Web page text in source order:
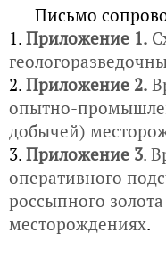
Письмо
1. Приложение 1.
2. Приложение 2.
опытно-
добычей)
3. Приложение 3.
оперативного
россыпного
месторождениях.